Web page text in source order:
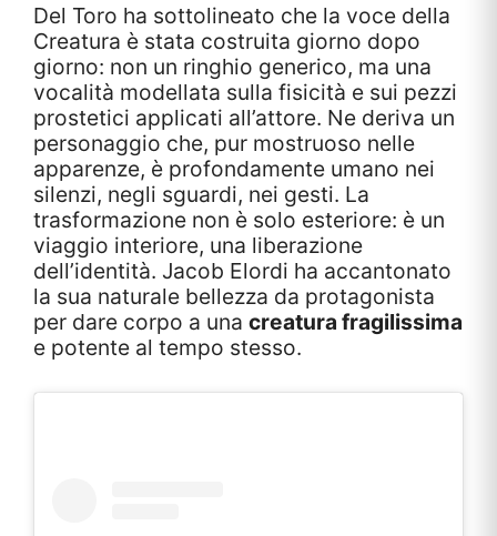
Del Toro ha sottolineato che la voce della
Creatura è stata costruita giorno dopo
giorno: non un ringhio generico, ma una
vocalità modellata sulla fisicità e sui pezzi
prostetici applicati all’attore. Ne deriva un
personaggio che, pur mostruoso nelle
apparenze, è profondamente umano nei
silenzi, negli sguardi, nei gesti. La
trasformazione non è solo esteriore: è un
viaggio interiore, una liberazione
dell’identità. Jacob Elordi ha accantonato
la sua naturale bellezza da protagonista
per dare corpo a una creatura fragilissima
e potente al tempo stesso.